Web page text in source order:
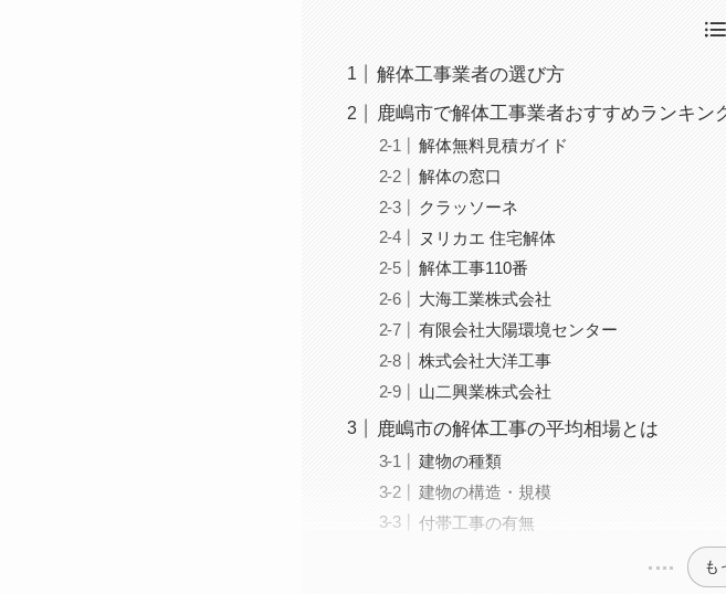
解体工事業者の選び方
鹿嶋市で解体工事業者おすすめランキン
解体無料見積ガイド
解体の窓口
クラッソーネ
ヌリカエ 住宅解体
解体工事110番
大海工業株式会社
有限会社大陽環境センター
株式会社大洋工事
山二興業株式会社
鹿嶋市の解体工事の平均相場とは
建物の種類
建物の構造・規模
付帯工事の有無
も